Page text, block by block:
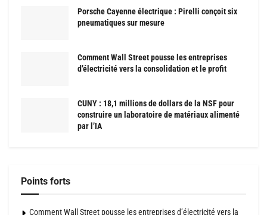
Porsche Cayenne électrique : Pirelli conçoit six
pneumatiques sur mesure
Comment Wall Street pousse les entreprises
d’électricité vers la consolidation et le profit
CUNY : 18,1 millions de dollars de la NSF pour
construire un laboratoire de matériaux alimenté
par l’IA
Points forts
Comment Wall Street pousse les entreprises d’électricité vers la